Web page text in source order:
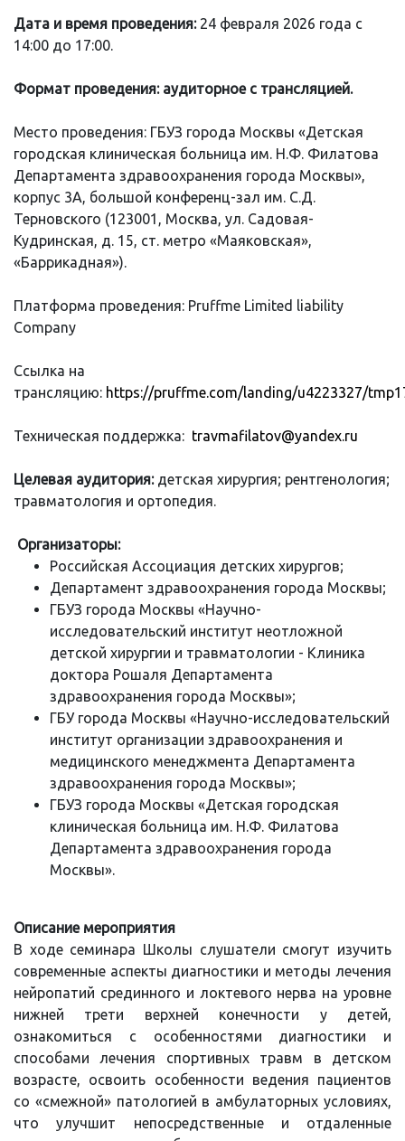
Дата и время проведения:24 февраля 2026 года с
14:00 до 17:00.
Формат проведения: аудиторное с трансляцией.
Место проведения: ГБУЗ города Москвы «Детская
городская клиническая больница им. Н.Ф. Филатова
Департамента здравоохранения города Москвы»,
корпус 3А, большой конференц-зал им. С.Д.
Терновского (123001, Москва, ул. Садовая-
Кудринская, д. 15, ст. метро «Маяковская»,
«Баррикадная»).
Платформа проведения: Pruffme Limited liability
Company
Ссылка на
трансляцию: https://pruffme.com/landing/u4223327/
Техническая поддержка: travmafilatov@yandex.ru
Целевая аудитория: детская хирургия; рентгенология;
травматология и ортопедия.
Организаторы:
Российская Ассоциация детских хирургов;
Департамент здравоохранения города Москвы;
ГБУЗ города Москвы «Научно-
исследовательский институт неотложной
детской хирургии и травматологии - Клиника
доктора Рошаля Департамента
здравоохранения города Москвы»;
ГБУ города Москвы «Научно-исследовательский
институт организации здравоохранения и
медицинского менеджмента Департамента
здравоохранения города Москвы»;
ГБУЗ города Москвы «Детская городская
клиническая больница им. Н.Ф. Филатова
Департамента здравоохранения города
Москвы».
Описание мероприятия
В ходе семинара Школы слушатели смогут изучить
современные аспекты диагностики и методы лечения
нейропатий срединного и локтевого нерва на уровне
нижней трети верхней конечности у детей,
ознакомиться с особенностями диагностики и
способами лечения спортивных травм в детском
возрасте, освоить особенности ведения пациентов
со «смежной» патологией в амбулаторных условиях,
что улучшит непосредственные и отдаленные